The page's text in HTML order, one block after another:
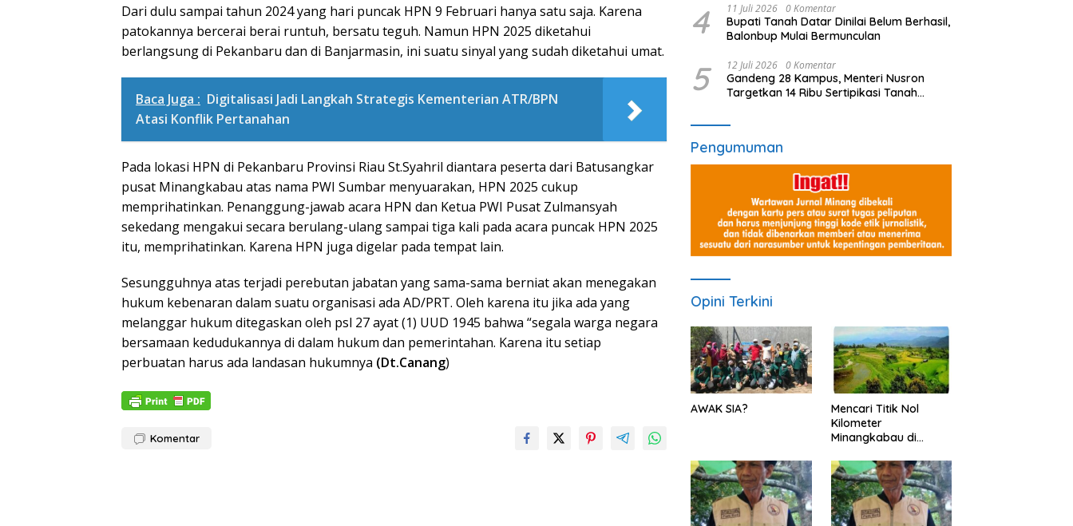
Dari dulu sampai tahun 2024 yang hari puncak HPN 9 Februari hanya satu saja. Karena
patokannya bercerai berai runtuh, bersatu teguh. Namun HPN 2025 diketahui
berlangsung di Pekanbaru dan di Banjarmasin, ini suatu sinyal yang sudah diketahui umat.
Baca Juga : Digitalisasi Jadi Langkah Strategis Kementerian ATR/BPN
Atasi Konflik Pertanahan
Pada lokasi HPN di Pekanbaru Provinsi Riau St.Syahril diantara peserta dari Batusangkar
pusat Minangkabau atas nama PWI Sumbar menyuarakan, HPN 2025 cukup
memprihatinkan. Penanggung-jawab acara HPN dan Ketua PWI Pusat Zulmansyah
sekedang mengakui secara berulang-ulang sampai tiga kali pada acara puncak HPN 2025
itu, memprihatinkan. Karena HPN juga digelar pada tempat lain.
Sesungguhnya atas terjadi perebutan jabatan yang sama-sama berniat akan menegakan
hukum kebenaran dalam suatu organisasi ada AD/PRT. Oleh karena itu jika ada yang
melanggar hukum ditegaskan oleh psl 27 ayat (1) UUD 1945 bahwa “segala warga negara
bersamaan kedudukannya di dalam hukum dan pemerintahan. Karena itu setiap
perbuatan harus ada landasan hukumnya (Dt.Canang)
Komentar
4 11 Juli 2026 0 Komentar
Bupati Tanah Datar Dinilai Belum Berhasil,
Balonbup Mulai Bermunculan
5 12 Juli 2026 0 Komentar
Gandeng 28 Kampus, Menteri Nusron
Targetkan 14 Ribu Sertipikasi Tanah
Tahun
Pengumuman
Opini Terkini
AWAK SIA?
Mencari Titik Nol
Kilometer
Minangkabau di
Dimanakah Lokasi
nya?